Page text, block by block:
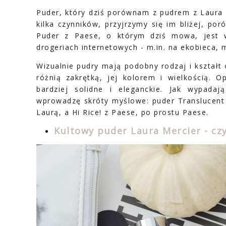
Puder, który dziś porównam z pudrem z
kilka czynników, przyjrzymy się im bliżej,
Puder z Paese, o którym dziś mowa, jest
drogeriach internetowych - m.in. na ekobieca,
Wizualnie pudry mają podobny rodzaj i
różnią zakrętką, jej kolorem i wielkością.
bardziej solidne i eleganckie. Jak
wprowadzę skróty myślowe: puder
Laurą, a Hi Rice! z Paese, po prostu Paese.
Kultowy puder Laura Mercier -